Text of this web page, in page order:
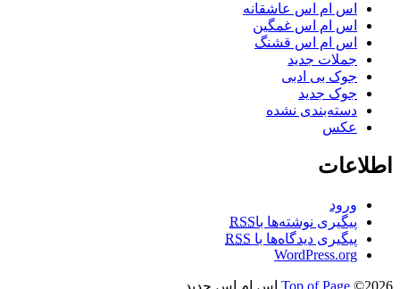
اس ام اس عاشقانه
اس ام اس غمگین
اس ام اس قشنگ
جملات جدید
جوک بی ادبی
جوک جدید
دسته‌بندی نشده
عکس
اطلاعات
ورود
پیگیری نوشته‌ها باRSS
پیگیری دیدگاه‌ها با RSS
WordPress.org
Top of Page ©2026 اس ام اس جدید